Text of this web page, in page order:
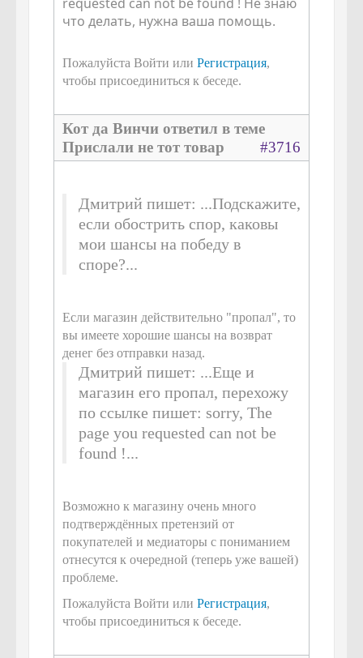
что делать, нужна ваша помощь.
Пожалуйста Войти или Регистрация,
чтобы присоединиться к беседе.
Кот да Винчи ответил в теме
Прислали не тот товар
#3716
Дмитрий пишет: ...Подскажите,
если обострить спор, каковы
мои шансы на победу в
споре?...
Если магазин действительно "пропал", то
вы имеете хорошие шансы на возврат
денег без отправки назад.
Дмитрий пишет: ...Еще и
магазин его пропал, перехожу
по ссылке пишет: sorry, The
page you requested can not be
found !...
Возможно к магазину очень много
подтверждённых претензий от
покупателей и медиаторы с пониманием
отнесутся к очередной (теперь уже вашей)
проблеме.
Пожалуйста Войти или Регистрация,
чтобы присоединиться к беседе.